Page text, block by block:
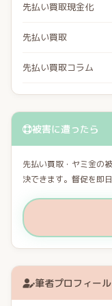
先払い買取現金化
先払い買取
先払い買取コラム
被害に遭ったら
先払い買取・ヤミ金の
決できます。督促を即
筆者プロフィール